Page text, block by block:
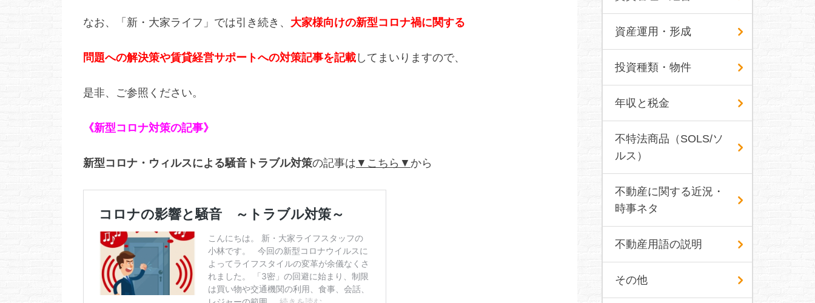
なお、「新・大家ライフ」では引き続き、 大家様向けの新型コロナ禍に関する
問題への解決策や賃貸経営サポートへの対策記事を記載 してまいりますので、
是非、ご参照ください。
《新型コロナ対策の記事》
新型コロナ・ウィルスによる騒音トラブル対策の記事は ▼こちら▼ から
資産運用・形成
投資種類・物件
年収と税金
不特法商品（SOLS/ソ
ルス）
不動産に関する近況・
時事ネタ
不動産用語の説明
その他